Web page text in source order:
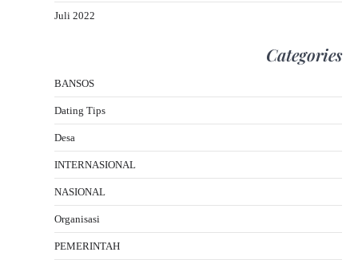
Juli 2022
Categories
BANSOS
Dating Tips
Desa
INTERNASIONAL
NASIONAL
Organisasi
PEMERINTAH